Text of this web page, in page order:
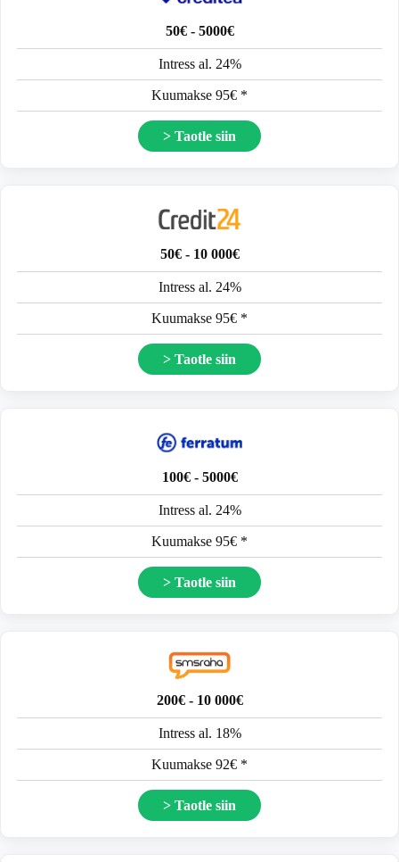
50€ - 5000€
Intress al. 24%
Kuumakse 95€ *
> Taotle siin
50€ - 10 000€
Intress al. 24%
Kuumakse 95€ *
> Taotle siin
100€ - 5000€
Intress al. 24%
Kuumakse 95€ *
> Taotle siin
200€ - 10 000€
Intress al. 18%
Kuumakse 92€ *
> Taotle siin